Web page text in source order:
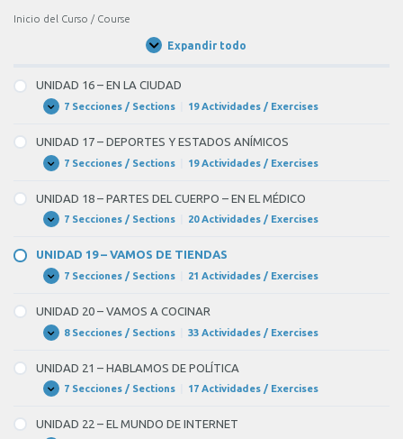
Inicio del Curso / Course
Expandir todo
Unidades
UNIDAD 16 – EN LA CIUDAD
Expandir
UNIDAD
–
EN
LA
CIUDAD
7 Secciones / Sections 19 Actividades / Exercises
UNIDAD 17 – DEPORTES Y ESTADOS ANÍMICOS
Expandir
UNIDAD
–
DEPORTES
Y
ESTADOS
7 Secciones / Sections 19 Actividades / Exercises
UNIDAD 18 – PARTES DEL CUERPO – EN EL MÉDICO
Expandir
UNIDAD
–
PARTES
DEL
CUERPO
EN
EL
MÉDICO
7 Secciones / Sections 20 Actividades / Exercises
UNIDAD 19 – VAMOS DE TIENDAS
Expandir
UNIDAD
–
VAMOS
DE
TIENDAS
7 Secciones / Sections 21 Actividades / Exercises
UNIDAD 20 – VAMOS A COCINAR
Expandir
UNIDAD
–
VAMOS
A
COCINAR
8 Secciones / Sections 33 Actividades / Exercises
UNIDAD 21 – HABLAMOS DE POLÍTICA
Expandir
UNIDAD
–
HABLAMOS
7 Secciones / Sections 17 Actividades / Exercises
UNIDAD 22 – EL MUNDO DE INTERNET